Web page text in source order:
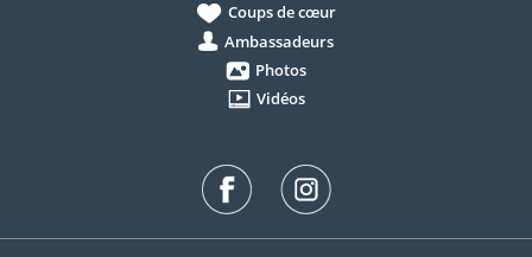
Coups de cœur
Ambassadeurs
Photos
Vidéos